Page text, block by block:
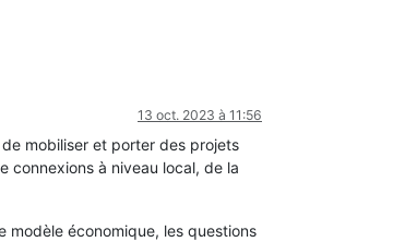
13 oct. 2023 à 11:56
mobiliser et porter des projets
connexions à niveau local, de la
modèle économique, les questions